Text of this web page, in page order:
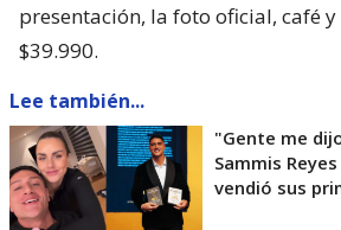
presentación, la foto oficial, café
$39.990.
Lee también...
"Gente me
Sammis
vendió sus